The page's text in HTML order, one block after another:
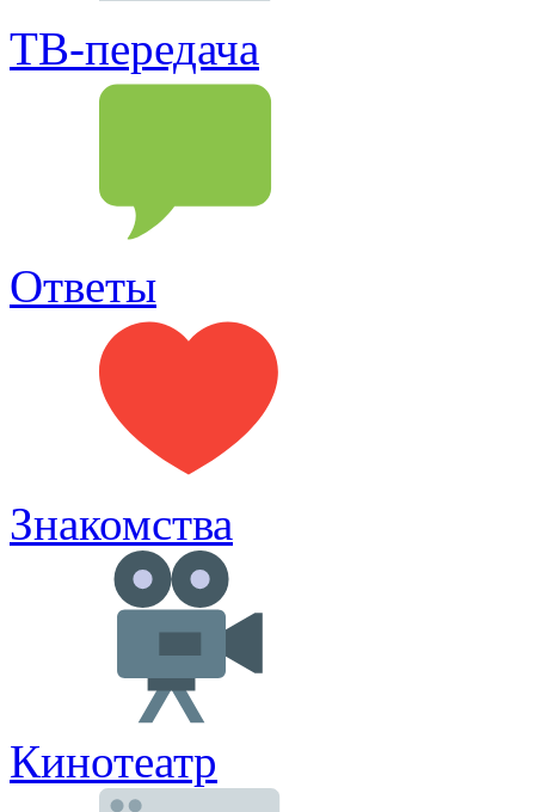
ТВ-передача
Ответы
Знакомства
Кинотеатр